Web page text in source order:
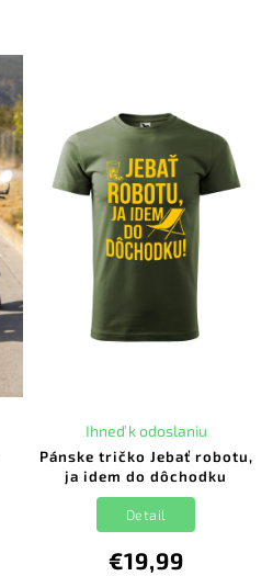
Pánske tričko Jebať robotu,
ja idem do dôchodku
Ihneď k odoslaniu
€19,99
Detail